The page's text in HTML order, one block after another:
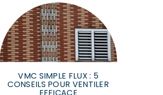
VMC SIMPLE FLUX : 5
CONSEILS POUR VENTILER
EFFICACE